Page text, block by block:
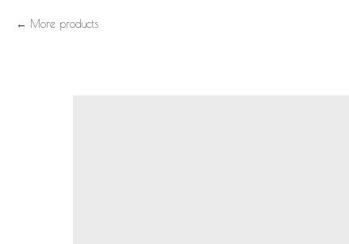
More products